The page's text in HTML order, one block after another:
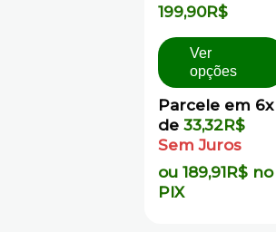
Avaliação
0
5
199,90R$
Ver
opções
Parcele em 6x
de 33,32R$
Sem Juros
ou 189,91R$ no
PIX